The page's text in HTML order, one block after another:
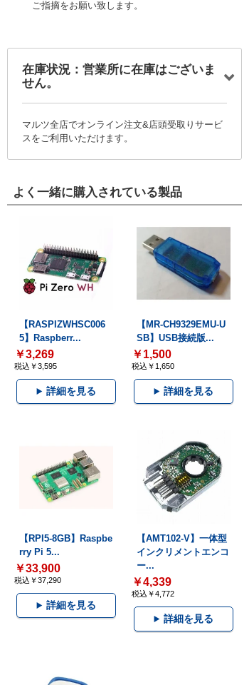
ご指摘をお願い致します。
在庫状況：営業所に在庫はございま
せん。
マルツ全店でオンライン注文&店頭受取りサービ
スをご利用いただけます。
よく一緒に購入されている製品
【RASPIZWHSC006
5】Raspberr...
￥3,269
税込￥3,595
詳細を見る
【MR-CH9329EMU-U
SB】USB接続版...
￥1,500
税込￥1,650
詳細を見る
【RPI5-8GB】Raspbe
rry Pi 5...
￥33,900
税込￥37,290
詳細を見る
【AMT102-V】一体型
インクリメントエンコ
ー...
￥4,339
税込￥4,772
詳細を見る